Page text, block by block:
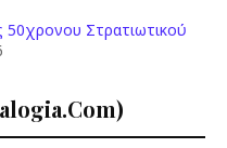
50χρονου Στρατιωτικού